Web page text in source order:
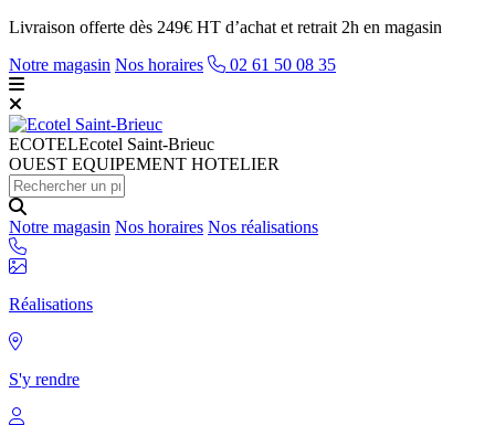
Livraison offerte dès 249€ HT d’achat et retrait 2h en magasin
Notre magasin Nos horaires 02 61 50 08 35
ECOTELEcotel Saint-Brieuc
OUEST EQUIPEMENT HOTELIER
Notre magasin Nos horaires Nos réalisations
Réalisations
S'y rendre